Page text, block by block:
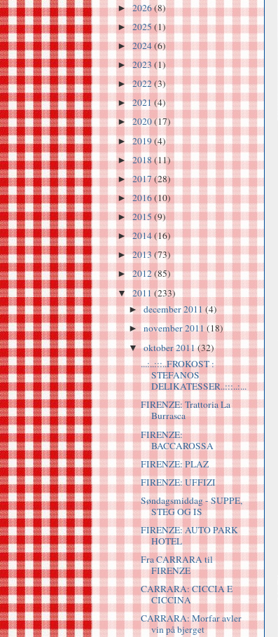
►2026(8)
►2025(1)
► 2024(6)
►2023(1)
►2022(3)
►2021(4)
►2020(17)
► 2019(4)
►2018(11)
►2017(28)
►2016(10)
► 2015 (9)
►2014(16)
►2013(73)
►2012(85)
▼ 2011(233)
►december 2011(4)
►november 2011(18)
▼oktober 2011(32)
...:..:::..FROKOST :
STEFANOS
DELIKATESSER..:::..:...
FIRENZE: Trattoria La
Burrasca
FIRENZE:
BACCAROSSA
FIRENZE: PLAZ
FIRENZE: UFFIZI
Søndagsmiddag - SUPPE,
STEG OG IS
FIRENZE: AUTO PARK
HOTEL
Fra CARRARA til
FIRENZE
CARRARA: CICCIA E
CICCINA
CARRARA: Morfar avler
vin på bjerget